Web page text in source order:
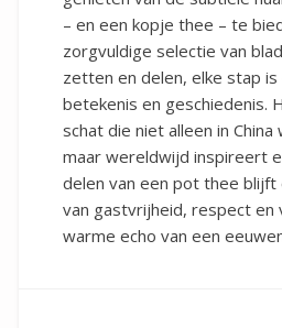
– en een kopje thee – te
zorgvuldige selectie van
zetten en delen, elke stap
betekenis en geschiedenis.
schat die niet alleen in
maar wereldwijd inspireert
delen van een pot thee blijft
van gastvrijheid, respect en
warme echo van een